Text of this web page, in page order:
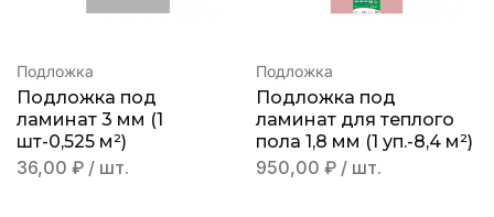
Подложка
Подложка под
ламинат 3 мм (1
шт-0,525 м²)
36,00 ₽ / шт.
Подложка
Подложка под
ламинат для теплого
пола 1,8 мм (1 уп.-8,4 м²)
950,00 ₽ / шт.